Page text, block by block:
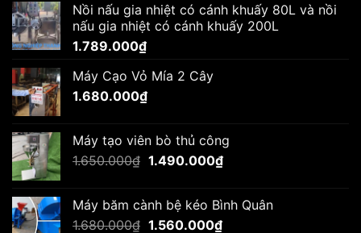
Nồi nấu gia nhiệt có cánh khuấy 80L và nồi
nấu gia nhiệt có cánh khuấy 200L
1.789.000₫
Máy Cạo Vỏ Mía 2 Cây
1.680.000₫
Máy tạo viên bò thủ công
1.650.000₫ Giá
1.650.000₫.
1.490.000₫Giá
là:
1.490.000₫.
Máy băm cành bệ kéo Bình Quân
1.680.000₫ Giá
1.560.000₫Giá